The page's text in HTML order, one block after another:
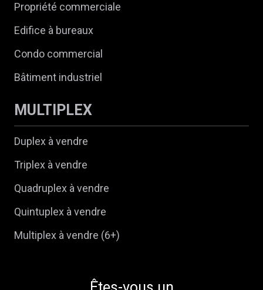
Propriété commerciale
Edifice à bureaux
Condo commercial
Bâtiment industriel
MULTIPLEX
Duplex à vendre
Triplex à vendre
Quadruplex à vendre
Quintuplex à vendre
Multiplex à vendre (6+)